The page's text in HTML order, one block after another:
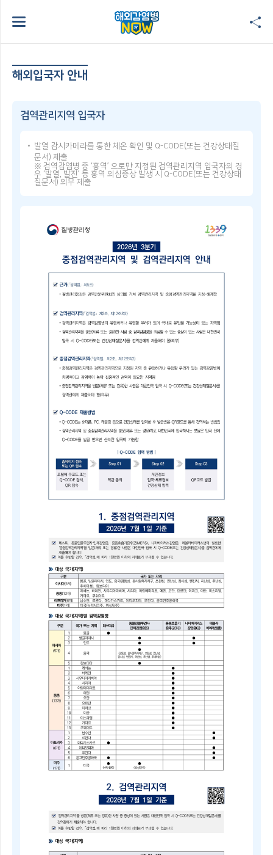
해외입국자 안내
검역관리지역 입국자
발열 감시카메라를 통한 체온 확인 및 Q-CODE(또는 건강상태질
문서) 제출
※ 검역감염병 중 ‘홍역’ 으로만 지정된 검역관리지역 입국자의 경
우 ‘발열, 발진’ 등 홍역 의심증상 발생 시 Q-CODE(또는 건강상태
질문서) 의무 제출